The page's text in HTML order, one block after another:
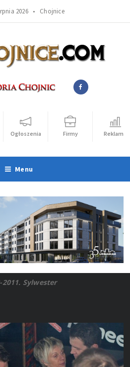
2026 • Chojnice
Ogłoszenia Firmy Reklama
Menu
2011. Sylwester